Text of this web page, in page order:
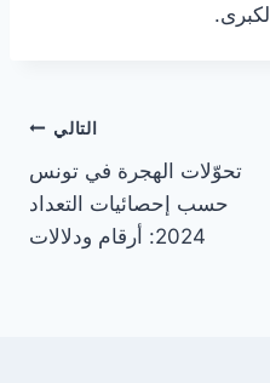
التالي
تحوّلات الهجرة في تونس
حسب إحصائيات التعداد
2024: أرقام ودلالات